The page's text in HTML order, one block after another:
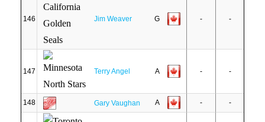
146 Jim Weaver G - -
147 Terry Angel A - -
148 Gary Vaughan A - -